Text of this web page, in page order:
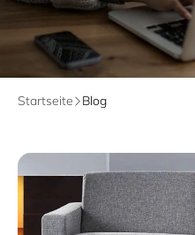
Startseite Blog